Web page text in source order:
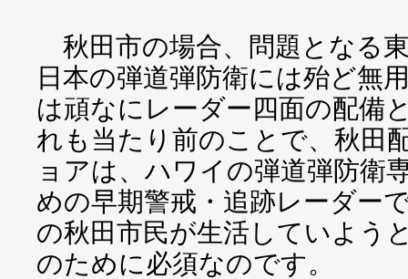
秋田市の場合、問題となる
日本の弾道弾防衛には殆ど無
は頑なにレーダー四面の配備
れも当たり前のことで、秋田
ョアは、ハワイの弾道弾防衛
めの早期警戒・追跡レーダー
の秋田市民が生活していよう
のために必須なのです。